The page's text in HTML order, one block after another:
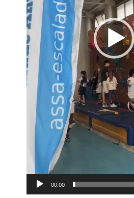
00:00